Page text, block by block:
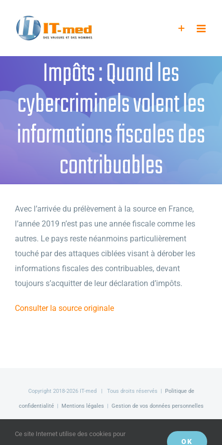
contenu
Impôts : Quand les
cybercriminels volent les
informations fiscales des
contribuables
Avec l’arrivée du prélèvement à la source en France,
l’année 2019 n’est pas une année fiscale comme les
autres. Le pays reste néanmoins particulièrement
touché par des attaques ciblées visant à dérober les
informations fiscales des contribuables, devant
toujours s’acquitter de leur déclaration d’impôts.
Consulter la source originale
Copyright 2018-2026 IT-med | Tous droits réservés | Politique de
confidentialité| Mentions légales | Gestion de vos données personnelles
Ce site Internet utilise des cookies pour
OK